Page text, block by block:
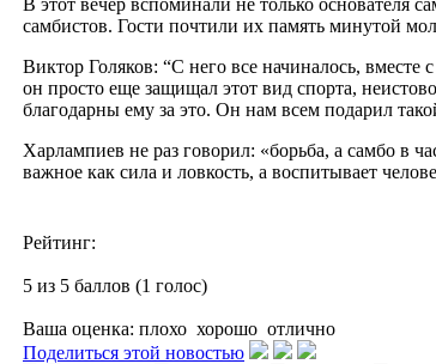
самбистов. Гости почтили их память минутой
Виктор Голяков: “C него все начиналось, вместе
он просто еще защищал этот вид спорта,
благодарны ему за это. Он нам всем подарил
Харлампиев не раз говорил: «борьба, а самбо в
важное как сила и ловкость, а воспитывает
Рейтинг:
5 из 5 баллов (1 голос)
Ваша оценка: плохо хорошо отлично
Поделиться этой новостью